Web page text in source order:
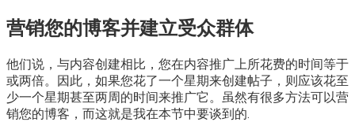
营销您的博客并建立受众群体
他们说，与内容创建相比，您在内容推广上所花费的时间等于
或两倍。因此，如果您花了一个星期来创建帖子，则应该花至
少一个星期甚至两周的时间来推广它。虽然有很多方法可以营
销您的博客，而这就是我在本节中要谈到的.